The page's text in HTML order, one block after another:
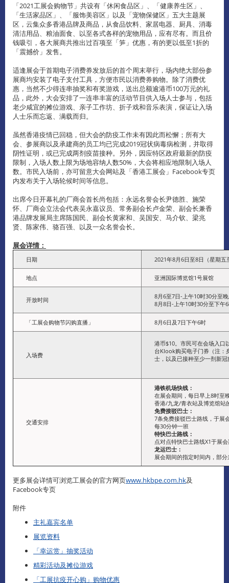
「2021工展会购物节」共设有「休闲食品区」、「健康养生区」、
「生活家品区」、「服饰美容区」以及「宠物保健区」五大主题展
区，云集众多香港品牌及商品，从食品饮料、家居电器、厨具、消毒
清洁用品、粮油面食、以至各式各样的宠物用品，应有尽有。而且价
钱吸引，各大展商共推出过百项至「笋」优惠，有的更以低至1折的
「震撼价」发售。
适逢展会于首期电子消费券发放后的首个周末举行，场内绝大部份参
展商均安装了电子支付工具，方便市民以消费券购物。除了消费优
惠，当然不少得连串抽奖和有奖游戏，送出总额逾港币100万元的礼
品，此外，大会安排了一连串丰富的活动节目供入场人士参与，包括
老少咸宜的摊位游戏、亲子工作坊、折子戏和音乐表演，保证让入场
人士乐而忘返、满载而归。
虽然香港疫情已回稳，但大会的防疫工作未有因此而松懈；所有大
会、参展商以及承建商的员工均已完成2019冠状病毒病检测，并取得
阴性证明，或已完成两剂疫苗接种。另外，因应特区政府最新的防疫
限制，入场人数上限为场地容纳人数50%，大会将相应地限制入场人
数。市民入场前，亦可留意大会网站及「香港工展会」Facebook专页
内发布关于入场轮候时间等信息。
出席今日开幕礼的厂商会首长尚包括：永远名誉会长尹德胜、施荣
怀、厂商会立法会代表吴永嘉议员、常务副会长卢金荣、副会长兼香
港品牌发展局主席陈国民、副会长黄家和、吴国安、马介钦、梁兆
贤、陈家伟、骆百强、以及一众名誉会长。
展会详情：
日期 2021年8月6日至8日（星期五
地点 亚洲国际博览馆1号展馆
开放时间
8月6至7日-上午10时30分至
8月8日-上午10时30分至下午
「工展会购物节闪购直播」 8月6日及7日下午6时
入场费
港币$10。市民可在会场入口
台Klook购买电子门券（注：
士，以及已接种至少一剂新
交通安排
港铁机场快线：
在展会期间，每日早上8时至
香港/九龙/青衣站及博览馆站
免费接驳巴士：
7条免费接驳巴士路线，于展
每30分钟一班
特快巴士路线：
点对点特快巴士路线X1于展
龙运巴士：
展会期间的指定时间内，部
更多展会详情可浏览工展会的官方网页www.hkbpe.com.hk及
Facebook专页
附件
主礼嘉宾名单
展览资料
「幸运赏」抽奖活动
精彩活动及摊位游戏
「工展抗疫开心购」购物优惠